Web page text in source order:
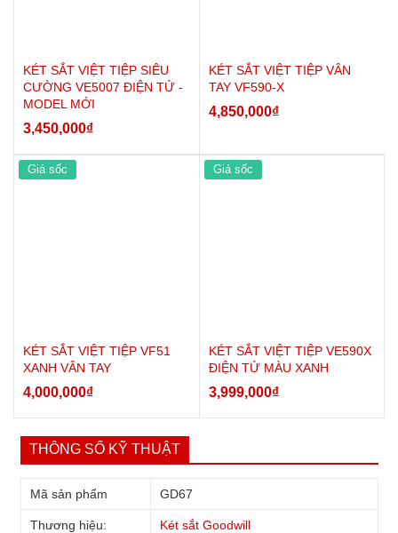
KÉT SẮT VIỆT TIỆP SIÊU
CƯỜNG VE5007 ĐIỆN TỬ -
MODEL MỚI
3,450,000₫
KÉT SẮT VIỆT TIỆP VÂN
TAY VF590-X
4,850,000₫
Giá sốc
KÉT SẮT VIỆT TIỆP VF51
XANH VÂN TAY
4,000,000₫
Giá sốc
KÉT SẮT VIỆT TIỆP VE590X
ĐIỆN TỬ MÀU XANH
3,999,000₫
THÔNG SỐ KỸ THUẬT
Mã sản phẩm GD67
Thương hiệu: Két sắt Goodwill